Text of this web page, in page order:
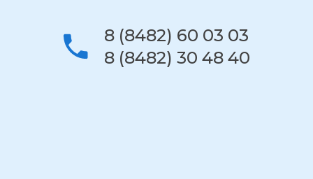
8 (8482) 60 03 03
8 (8482) 30 48 40